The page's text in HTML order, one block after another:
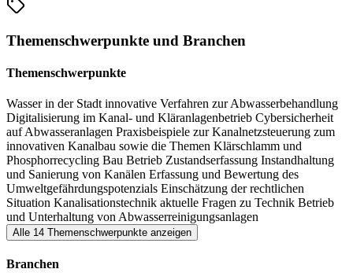
von Abwasserreinigungsanlagen zum Programm. Die Veranstaltung
und Dienstleistungen von spezialisierten Ausstellern einen
interessanten und abwechslungsreichen Bezug zu den Vorträgen.
Ausklang des Kölner Kanal und Kläranlagen Kolloquium in Köln.
Themenschwerpunkte und Branchen
Themenschwerpunkte
Wasser in der Stadt innovative Verfahren zur Abwasserbehandlung
Digitalisierung im Kanal- und Kläranlagenbetrieb Cybersicherheit
auf Abwasseranlagen Praxisbeispiele zur Kanalnetzsteuerung zum
innovativen Kanalbau sowie die Themen Klärschlamm und
Phosphorrecycling Bau Betrieb Zustandserfassung Instandhaltung
und Sanierung von Kanälen Erfassung und Bewertung des
Umweltgefährdungspotenzials Einschätzung der rechtlichen
Situation Kanalisationstechnik aktuelle Fragen zu Technik Betrieb
und Unterhaltung von Abwasserreinigungsanlagen
Alle 14 Themenschwerpunkte anzeigen
Branchen